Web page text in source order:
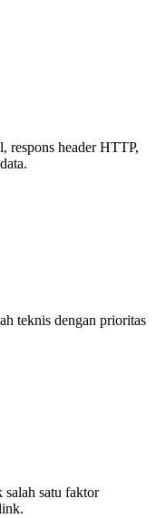
respons header HTTP,
teknis dengan prioritas
satu faktor